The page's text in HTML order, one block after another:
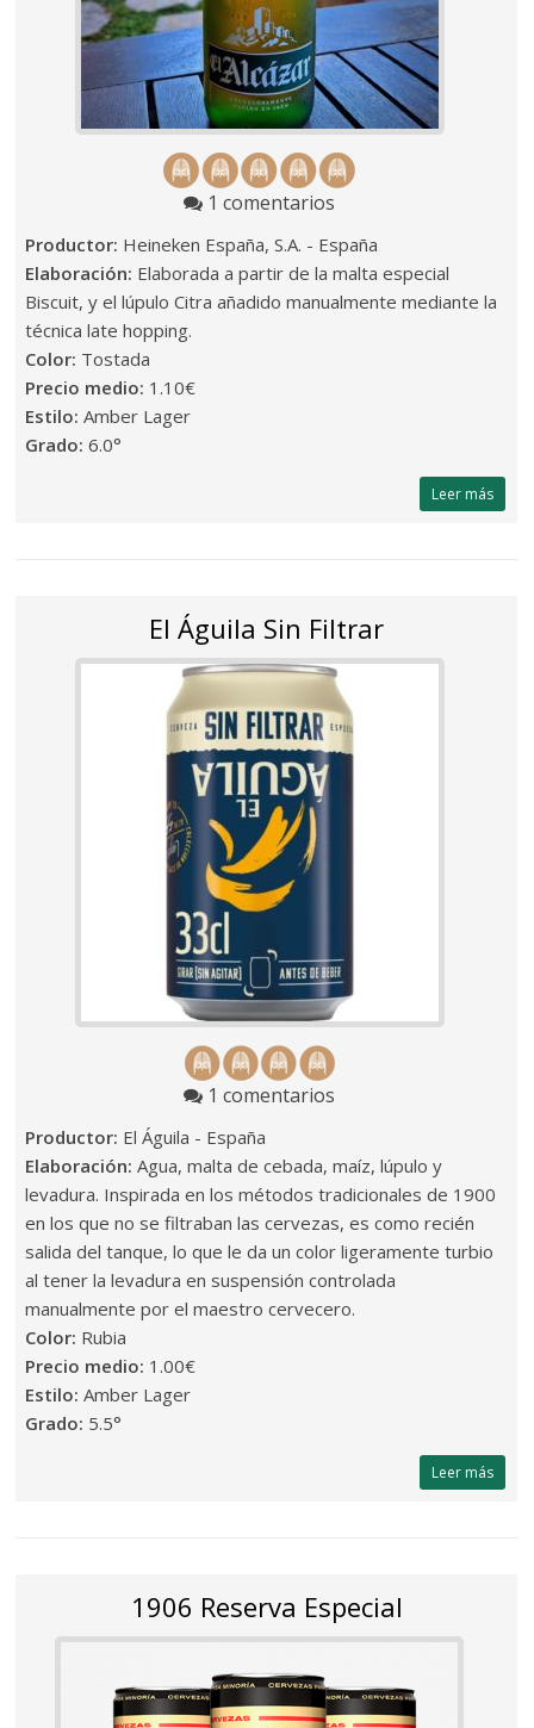
1 comentarios
Productor: Heineken España, S.A. - España
Elaboración: Elaborada a partir de la malta especial
Biscuit, y el lúpulo Citra añadido manualmente mediante la
técnica late hopping.
Color: Tostada
Precio medio: 1.10€
Estilo: Amber Lager
Grado: 6.0°
Leer más
El Águila Sin Filtrar
1 comentarios
Productor: El Águila - España
Elaboración: Agua, malta de cebada, maíz, lúpulo y
levadura. Inspirada en los métodos tradicionales de 1900
en los que no se filtraban las cervezas, es como recién
salida del tanque, lo que le da un color ligeramente turbio
al tener la levadura en suspensión controlada
manualmente por el maestro cervecero.
Color: Rubia
Precio medio: 1.00€
Estilo: Amber Lager
Grado: 5.5°
Leer más
1906 Reserva Especial